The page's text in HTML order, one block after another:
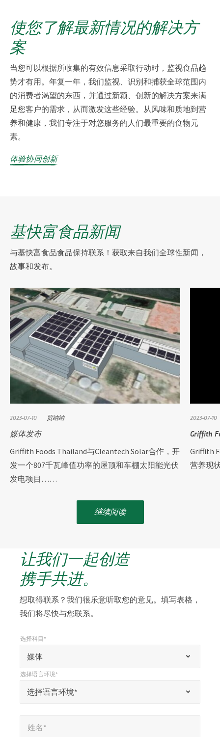
使您了解最新情况的解决方
案
当您可以根据所收集的有效信息采取行动时，监视食品趋
势才有用。年复一年，我们监视、识别和捕获全球范围内
的消费者渴望的东西，并通过新颖、创新的解决方案来满
足您客户的需求，从而激发这些经验。从风味和质地到营
养和健康，我们专注于对您服务的人们最重要的食物元
素。
体验协同创新
基快富食品新闻
与基快富食品食品保持联系！获取来自我们全球性新闻，
故事和发布。
2023-07-10 贾纳纳
媒体发布
Griffith Foods Thailand与Cleantech Solar合作，开
发一个807千瓦峰值功率的屋顶和车棚太阳能光伏
发电项目……
2023-07-10
Griffith
Griffith
营养现
继续阅读
让我们一起创造
携手共进。
想取得联系？我们很乐意听取您的意见。填写表格，
我们将尽快与您联系。
”
媒体
选择科目*
选择语言环境*
选择语言环境*
姓名*